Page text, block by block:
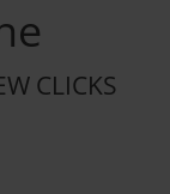
CLICKS